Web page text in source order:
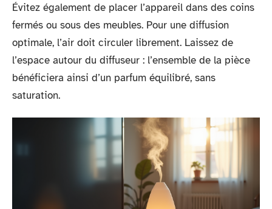
Évitez également de placer l’appareil dans des coins
fermés ou sous des meubles. Pour une diffusion
optimale, l’air doit circuler librement. Laissez de
l’espace autour du diffuseur : l’ensemble de la pièce
bénéficiera ainsi d’un parfum équilibré, sans
saturation.